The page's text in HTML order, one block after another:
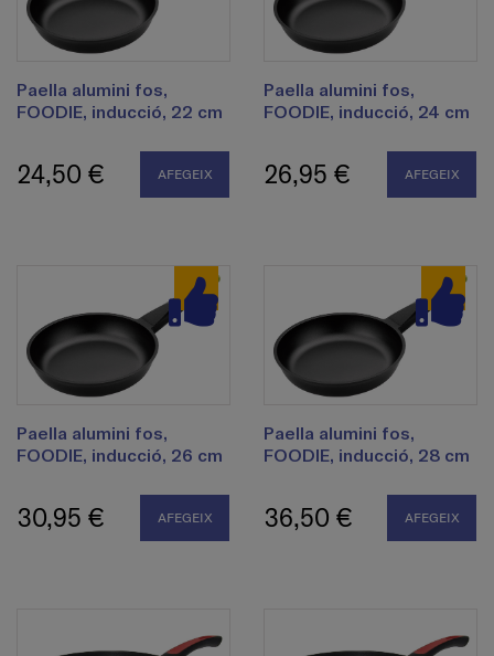
Paella alumini fos,
FOODIE, inducció, 22 cm
24,50 € AFEGEIX
Paella alumini fos,
FOODIE, inducció, 24 cm
26,95 € AFEGEIX
Paella alumini fos,
FOODIE, inducció, 26 cm
30,95 € AFEGEIX
Paella alumini fos,
FOODIE, inducció, 28 cm
36,50 € AFEGEIX